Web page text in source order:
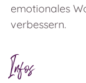
emotionales
verbessern.
Infos